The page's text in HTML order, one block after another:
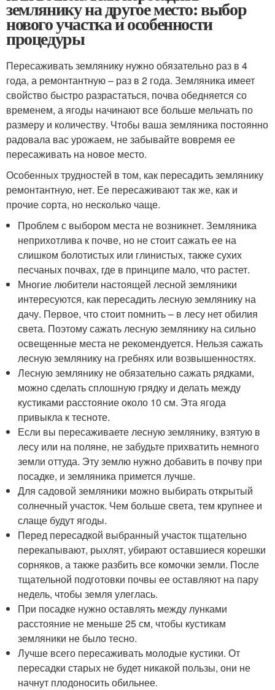
землянику на другое место: выбор
нового участка и особенности
процедуры
Пересаживать землянику нужно обязательно раз в 4
года, а ремонтантную – раз в 2 года. Земляника имеет
свойство быстро разрастаться, почва обедняется со
временем, а ягоды начинают все больше мельчать по
размеру и количеству. Чтобы ваша земляника постоянно
радовала вас урожаем, не забывайте вовремя ее
пересаживать на новое место.
Особенных трудностей в том, как пересадить землянику
ремонтантную, нет. Ее пересаживают так же, как и
прочие сорта, но несколько чаще.
Проблем с выбором места не возникнет. Земляника
неприхотлива к почве, но не стоит сажать ее на
слишком болотистых или глинистых, также сухих
песчаных почвах, где в принципе мало, что растет.
Многие любители настоящей лесной земляники
интересуются, как пересадить лесную землянику на
дачу. Первое, что стоит помнить – в лесу нет обилия
света. Поэтому сажать лесную землянику на сильно
освещенные места не рекомендуется. Нельзя сажать
лесную землянику на гребнях или возвышенностях.
Лесную землянику не обязательно сажать рядками,
можно сделать сплошную грядку и делать между
кустиками расстояние около 10 см. Эта ягода
привыкла к тесноте.
Если вы пересаживаете лесную землянику, взятую в
лесу или на поляне, не забудьте прихватить немного
земли оттуда. Эту землю нужно добавить в почву при
посадке, и земляника примется лучше.
Для садовой земляники можно выбирать открытый
солнечный участок. Чем больше света, тем крупнее и
слаще будут ягоды.
Перед пересадкой выбранный участок тщательно
перекапывают, рыхлят, убирают оставшиеся корешки
сорняков, а также разбить все комочки земли. После
тщательной подготовки почвы ее оставляют на пару
недель, чтобы земля улеглась.
При посадке нужно оставлять между лунками
расстояние не меньше 25 см, чтобы кустикам
земляники не было тесно.
Лучше всего пересаживать молодые кустики. От
пересадки старых не будет никакой пользы, они не
начнут плодоносить обильнее.